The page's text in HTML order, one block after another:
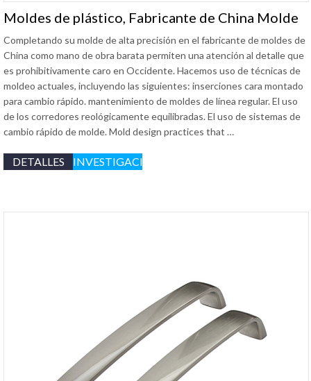
Moldes de plástico, Fabricante de China Molde
Completando su molde de alta precisión en el fabricante de moldes de
China como mano de obra barata permiten una atención al detalle que
es prohibitivamente caro en Occidente. Hacemos uso de técnicas de
moldeo actuales, incluyendo las siguientes: inserciones cara montado
para cambio rápido. mantenimiento de moldes de línea regular. El uso
de los corredores reológicamente equilibradas. El uso de sistemas de
cambio rápido de molde.Mold design practices that …
DETALLES INVESTIGACIÓN